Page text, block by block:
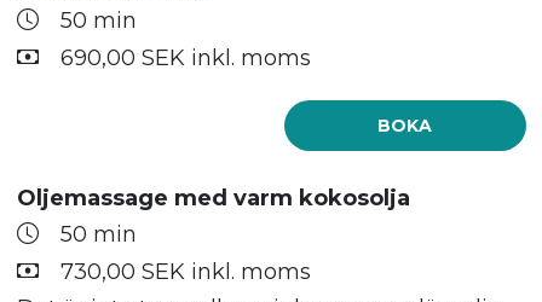
50 min
690,00 SEK inkl. moms
BOKA
Oljemassage med varm kokosolja
50 min
730,00 SEK inkl. moms